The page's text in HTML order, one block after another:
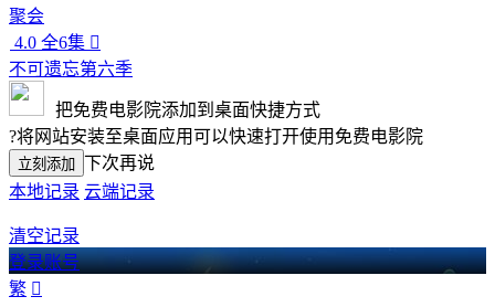
聚会
4.0 全6集 
不可遗忘第六季
把免费电影院添加到桌面快捷方式
?将网站安装至桌面应用可以快速打开使用免费电影院
立刻添加 下次再说
本地记录 云端记录
清空记录
登录账号
繁 